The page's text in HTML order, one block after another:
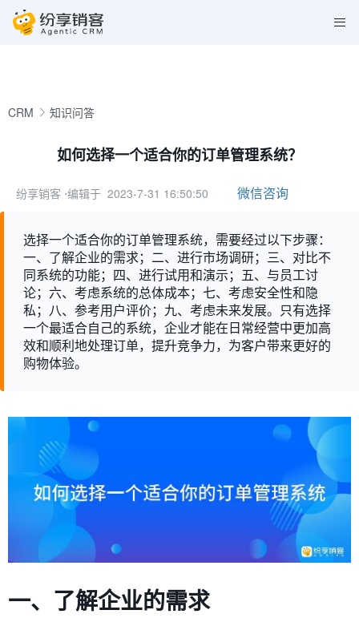
CRM 知识问答
如何选择一个适合你的订单管理系统？
纷享销客 ⋅编辑于 2023-7-31 16:50:50 微信咨询
选择一个适合你的订单管理系统，需要经过以下步骤：
一、了解企业的需求；二、进行市场调研；三、对比不
同系统的功能；四、进行试用和演示；五、与员工讨
论；六、考虑系统的总体成本；七、考虑安全性和隐
私；八、参考用户评价；九、考虑未来发展。只有选择
一个最适合自己的系统，企业才能在日常经营中更加高
效和顺利地处理订单，提升竞争力，为客户带来更好的
购物体验。
一、了解企业的需求